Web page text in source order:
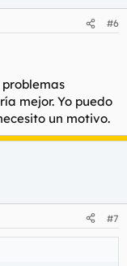
#6
mejor. Yo puedo
un motivo.
#7